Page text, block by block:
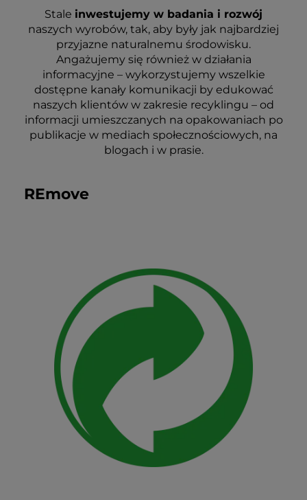
Stale inwestujemy w badania i rozwój
naszych wyrobów, tak, aby były jak najbardziej
przyjazne naturalnemu środowisku.
Angażujemy się również w działania
informacyjne – wykorzystujemy wszelkie
dostępne kanały komunikacji by edukować
naszych klientów w zakresie recyklingu – od
informacji umieszczanych na opakowaniach po
publikacje w mediach społecznościowych, na
blogach i w prasie.
REmove